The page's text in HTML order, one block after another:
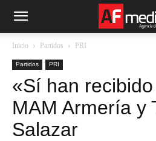
Inicio Partidos PRI
Partidos PRI
«Sí han
MAM Armería y
Salazar